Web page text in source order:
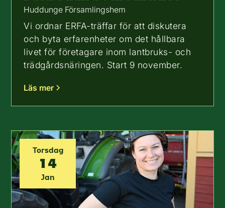
Huddunge Församlingshem
Vi ordnar ERFA-träffar för att diskutera
och byta erfarenheter om det hållbara
livet för företagare inom lantbruks- och
trädgårdsnäringen. Start 9 november.
Läs mer
Torsdag
14
Jan